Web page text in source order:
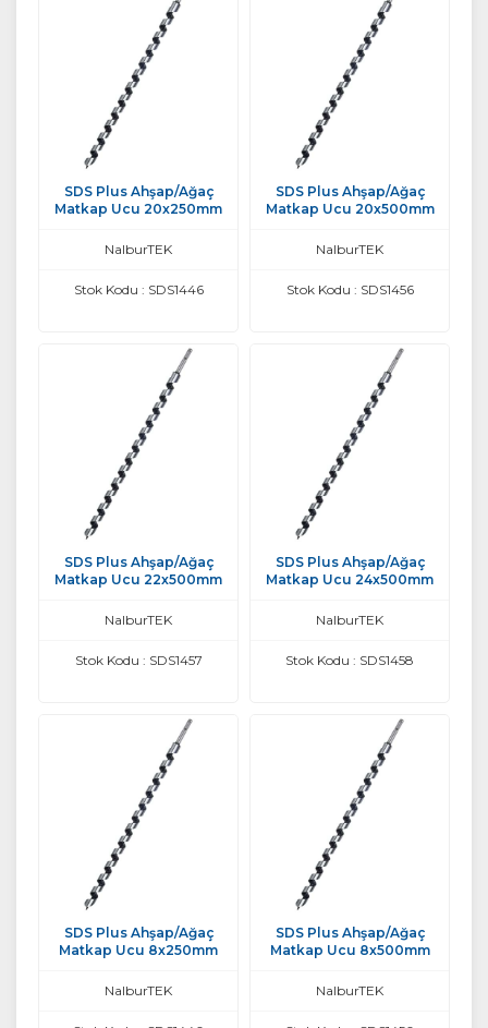
SDS Plus Ahşap/Ağaç
Matkap Ucu 20x250mm
NalburTEK
Stok Kodu : SDS1446
SDS Plus Ahşap/Ağaç
Matkap Ucu 20x500mm
NalburTEK
Stok Kodu : SDS1456
SDS Plus Ahşap/Ağaç
Matkap Ucu 22x500mm
NalburTEK
Stok Kodu : SDS1457
SDS Plus Ahşap/Ağaç
Matkap Ucu 24x500mm
NalburTEK
Stok Kodu : SDS1458
SDS Plus Ahşap/Ağaç
Matkap Ucu 8x250mm
NalburTEK
SDS Plus Ahşap/Ağaç
Matkap Ucu 8x500mm
NalburTEK